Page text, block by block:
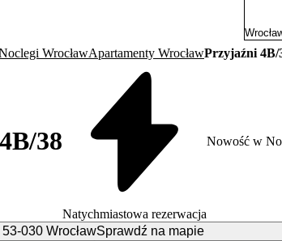
WrocławApartamenty WrocławPrzyjaźni 4B/
38
Natychmiastowa rezerwacja
Nowość w
53-030 WrocławSprawdź na mapie